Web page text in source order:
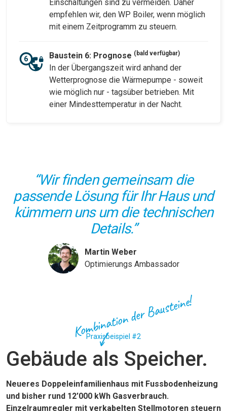
Einschaltungen sind zu vermeiden. Daher
empfehlen wir, den WP Boiler, wenn möglich
mit einem Zeitprogramm zu steuern.
Baustein 6: Prognose (bald verfügbar)
In der Übergangszeit wird anhand der
Wetterprognose die Wärmepumpe - soweit
wie möglich nur - tagsüber betrieben. Mit
einer Mindesttemperatur in der Nacht.
“Wir finden gemeinsam die
passende Lösung für Ihr Haus und
kümmern uns um die technischen
Details.”
Martin Weber
Optimierungs Ambassador
Praxisbeispiel #2
Gebäude als Speicher.
Kombination der Bausteine!
Neueres Doppeleinfamilienhaus mit Fussbodenheizung
und bisher rund 12’000 kWh Gasverbrauch.
Einzelraumregler mit verkabelten Stellmotoren steuern